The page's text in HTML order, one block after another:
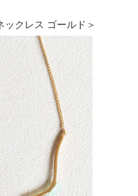
ックレス ゴールド＞